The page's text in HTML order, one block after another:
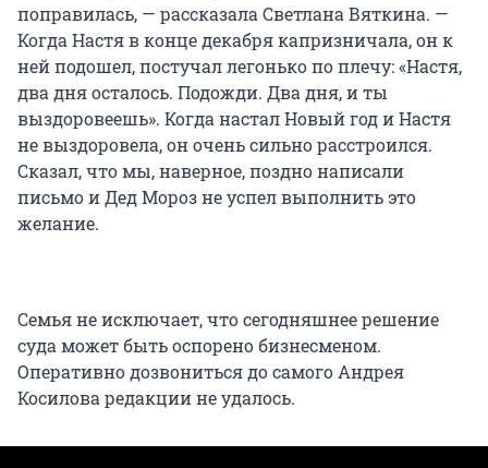
поправилась, — рассказала Светлана Вяткина. —
Когда Настя в конце декабря капризничала, он к
ней подошел, постучал легонько по плечу: «Настя,
два дня осталось. Подожди. Два дня, и ты
выздоровеешь». Когда настал Новый год и Настя
не выздоровела, он очень сильно расстроился.
Сказал, что мы, наверное, поздно написали
письмо и Дед Мороз не успел выполнить это
желание.
Семья не исключает, что сегодняшнее решение
суда может быть оспорено бизнесменом.
Оперативно дозвониться до самого Андрея
Косилова редакции не удалось.